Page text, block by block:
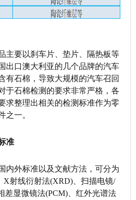
主要以刹车片、垫片、隔热板等
出口澳大利亚的几个品牌的汽车
有石棉，导致大规模的汽车召回
于石棉检测的要求非常严格，各
求整理出相关的检测标准作为零
之一。
准
内外标准以及文献方法，可分为
X射线衍射法(XRD)、扫描电镜/
差显微镜法(PCM)、红外光谱法